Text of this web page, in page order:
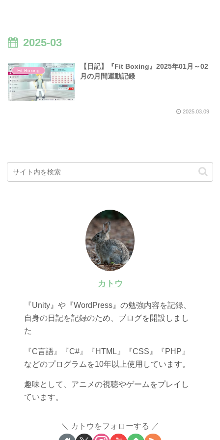
2025-03
Fit Boxing
【日記】『Fit Boxing』2025年01月～02
月の月間運動記録
2025.03.09
カトウ
『Unity』や『WordPress』の勉強内容を記録、
自身の日記を記録のため、ブログを開設しまし
た
『C言語』『C#』『HTML』『CSS』『PHP』
などのプログラムを10年以上使用しています。
趣味として、アニメの視聴やゲームをプレイし
ています。
カトウをフォローする